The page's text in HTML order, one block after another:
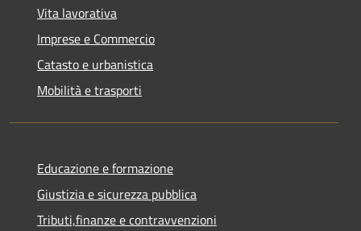
Vita lavorativa
Imprese e Commercio
Catasto e urbanistica
Mobilità e trasporti
Educazione e formazione
Giustizia e sicurezza pubblica
Tributi,finanze e contravvenzioni